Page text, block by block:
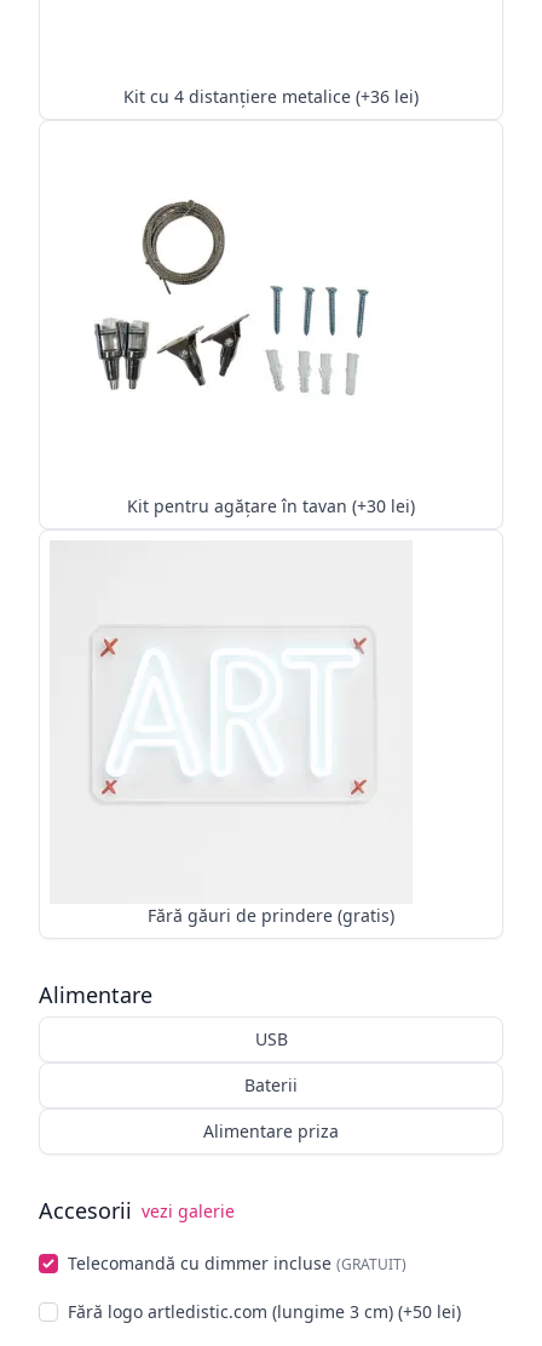
Kit cu 4 distanțiere metalice (+36 lei)
Kit pentru agățare în tavan (+30 lei)
Fără găuri de prindere (gratis)
Alimentare
USB
Baterii
Alimentare priza
Accesorii vezi galerie
Telecomandă cu dimmer incluse (GRATUIT)
Fără logo artledistic.com (lungime 3 cm) (+50 lei)